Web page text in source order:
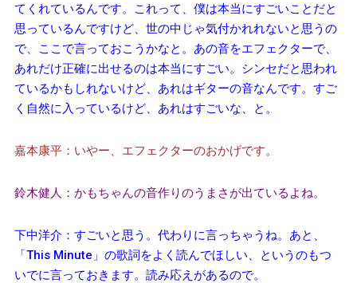
てくれているんです。これって、僕は本当にすごいことだと
思っているんですけど、世の中じゃ気付かれれないと思うの
で、ここで言っておこうかなと。あの音をエフェクターで、
あれだけ正確に出せるのは本当にすごい。シンセだと思われ
ているかもしれないけど、あれはギターの音なんです。すご
く自然に入っているけど、あれはすごいな、と。
嘉本康平：いやー、エフェクターのおかげです。
鈴木健人：かもちゃんの音作りのうまさが出ているよね。
下中洋介：すごいと思う。代わりに言っちゃうね。あと、
「This Minute」の歌詞をよく読んでほしい、というのもつ
いでに言っておきます。読み応えがあるので。